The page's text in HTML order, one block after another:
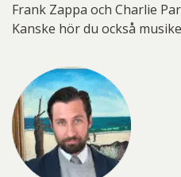
Frank Zappa och Charlie
Kanske hör du också